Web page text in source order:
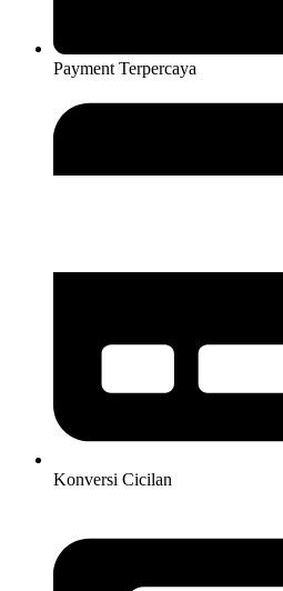
Payment Terpercaya
Konversi Cicilan